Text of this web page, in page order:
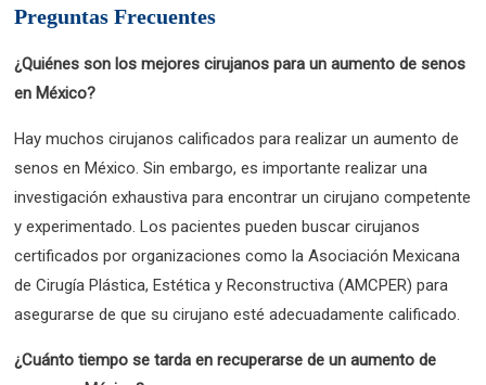
Preguntas Frecuentes
¿Quiénes son los mejores cirujanos para un aumento de senos
en México?
Hay muchos cirujanos calificados para realizar un aumento de
senos en México. Sin embargo, es importante realizar una
investigación exhaustiva para encontrar un cirujano competente
y experimentado. Los pacientes pueden buscar cirujanos
certificados por organizaciones como la Asociación Mexicana
de Cirugía Plástica, Estética y Reconstructiva (AMCPER) para
asegurarse de que su cirujano esté adecuadamente calificado.
¿Cuánto tiempo se tarda en recuperarse de un aumento de